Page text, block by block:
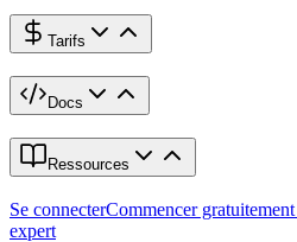
Tarifs
Docs
Ressources
Se connecterCommencer
expert